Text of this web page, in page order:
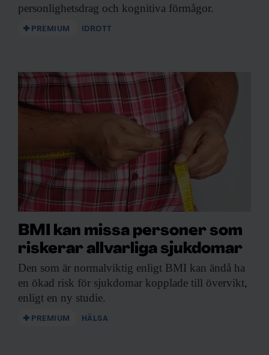
personlighetsdrag och kognitiva förmågor.
PREMIUM IDROTT
BMI kan missa personer som
riskerar allvarliga sjukdomar
Den som är normalviktig enligt BMI kan ändå ha
en ökad risk för sjukdomar kopplade till övervikt,
enligt en ny studie.
PREMIUM HÄLSA